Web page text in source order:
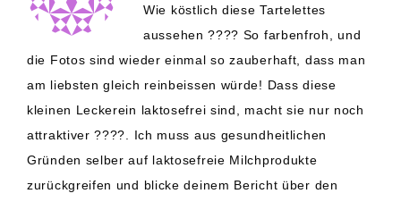
Wie köstlich diese Tartelettes
aussehen ???? So farbenfroh, und
die Fotos sind wieder einmal so zauberhaft, dass man
am liebsten gleich reinbeissen würde! Dass diese
kleinen Leckerein laktosefrei sind, macht sie nur noch
attraktiver ????. Ich muss aus gesundheitlichen
Gründen selber auf laktosefreie Milchprodukte
zurückgreifen und blicke deinem Bericht über den